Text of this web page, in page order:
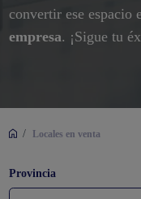
convertir ese espacio
empresa. ¡Sigue tu
/ Locales en venta
Provincia